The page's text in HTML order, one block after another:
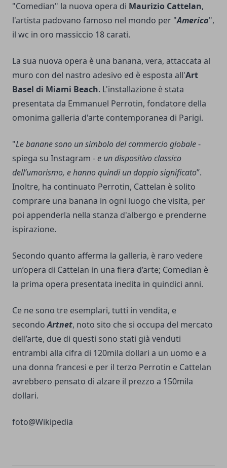
"Comedian" la nuova opera di Maurizio Cattelan,
l'artista padovano famoso nel mondo per "America",
il wc in oro massiccio 18 carati.
La sua nuova opera è una banana, vera, attaccata al
muro con del nastro adesivo ed è esposta all'Art
Basel di Miami Beach. L'installazione è stata
presentata da Emmanuel Perrotin, fondatore della
omonima galleria d'arte contemporanea di Parigi.
"Le banane sono un simbolo del commercio globale-
spiega su Instagram -e un dispositivo classico
dell’umorismo, e hanno quindi un doppio significato”.
Inoltre, ha continuato Perrotin, Cattelan è solito
comprare una banana in ogni luogo che visita, per
poi appenderla nella stanza d'albergo e prenderne
ispirazione.
Secondo quanto afferma la galleria, è raro vedere
un’opera di Cattelan in una fiera d’arte; Comedian è
la prima opera presentata inedita in quindici anni.
Ce ne sono tre esemplari, tutti in vendita, e
secondoArtnet, noto sito che si occupa del mercato
dell’arte, due di questi sono stati già venduti
entrambi alla cifra di 120mila dollari a un uomo e a
una donna francesi e per il terzo Perrotin e Cattelan
avrebbero pensato di alzare il prezzo a 150mila
dollari.
foto@Wikipedia